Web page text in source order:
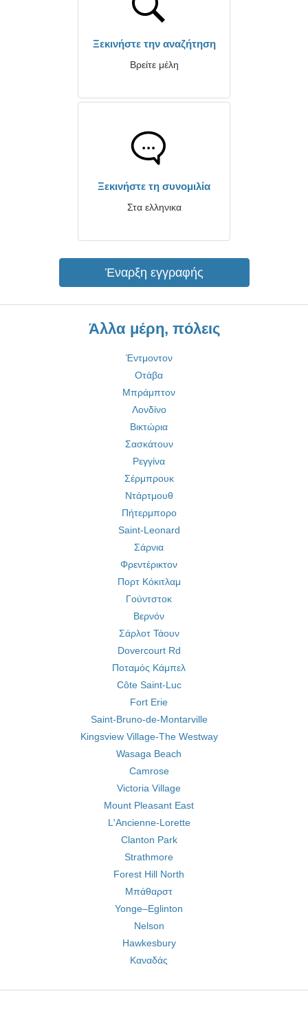
Ξεκινήστε την αναζήτηση
Βρείτε μέλη
Ξεκινήστε τη συνομιλία
Στα ελληνικα
Έναρξη εγγραφής
Άλλα μέρη, πόλεις
Έντμοντον
Οτάβα
Μπράμπτον
Λονδίνο
Βικτώρια
Σασκάτουν
Ρεγγίνα
Σέρμπρουκ
Ντάρτμουθ
Πήτερμπορο
Saint-Leonard
Σάρνια
Φρεντέρικτον
Πορτ Κόκιτλαμ
Γούντστοκ
Βερνόν
Σάρλοτ Τάουν
Dovercourt Rd
Ποταμός Κάμπελ
Côte Saint-Luc
Fort Erie
Saint-Bruno-de-Montarville
Kingsview Village-The Westway
Wasaga Beach
Camrose
Victoria Village
Mount Pleasant East
L'Ancienne-Lorette
Clanton Park
Strathmore
Forest Hill North
Μπάθαρστ
Yonge–Eglinton
Nelson
Hawkesbury
Καναδάς